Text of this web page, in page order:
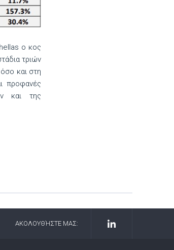
o κος
τριών
και στη
προφανές
και της
ΑΚΟΛΟΥΘΉΣΤΕ ΜΑΣ: